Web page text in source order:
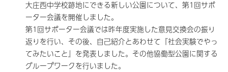
大庄西中学校跡地にできる新しい公園について、第1回サポ
ーター会議を開催しました。
第1回サポーター会議では昨年度実施した意見交換会の振り
返りを行い、その後、自己紹介とあわせて『社会実験でやっ
てみたいこと』を発表しました。その他協働型公園に関する
グループワークを行いました。